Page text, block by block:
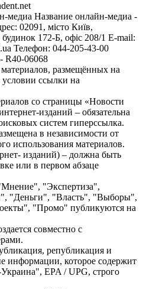
медиа Название онлайн-медиа -
02091, місто Київ,
172-Б, офіс 208/1 E-mail:
Телефон: 044-205-43-00
R40-06068
размещённых на
условии ссылки на
со страницы «Новости
изданий – обязательна
систем гиперссылка.
в независимости от
использования материалов.
изданий) – должна быть
или в первом абзаце
"Экспертиза",
"Деньги", "Власть", "Выборы",
"Промо" публикуются на
совместно с
републикация и
информации, которое содержит
EPA / UPG, строго